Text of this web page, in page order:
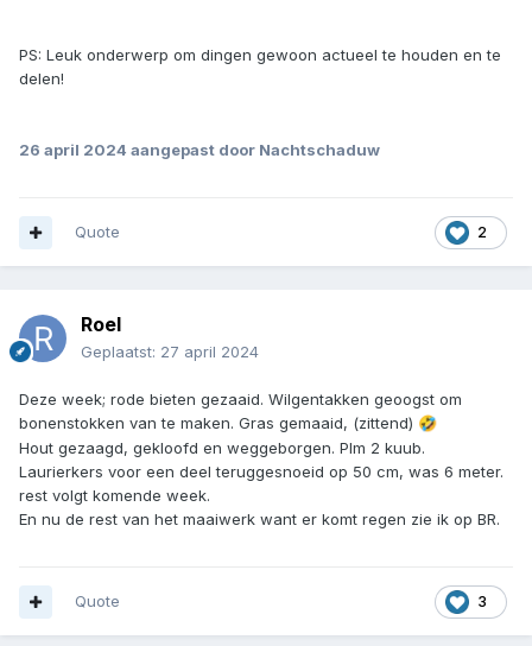
PS: Leuk onderwerp om dingen gewoon actueel te houden en te
delen!
26 april 2024 aangepast door Nachtschaduw
2
Quote
Roel
Geplaatst: 27 april 2024
Deze week; rode bieten gezaaid. Wilgentakken geoogst om
bonenstokken van te maken. Gras gemaaid, (zittend) 🤣
Hout gezaagd, gekloofd en weggeborgen. Plm 2 kuub.
Laurierkers voor een deel teruggesnoeid op 50 cm, was 6 meter.
rest volgt komende week.
En nu de rest van het maaiwerk want er komt regen zie ik op BR.
3
Quote